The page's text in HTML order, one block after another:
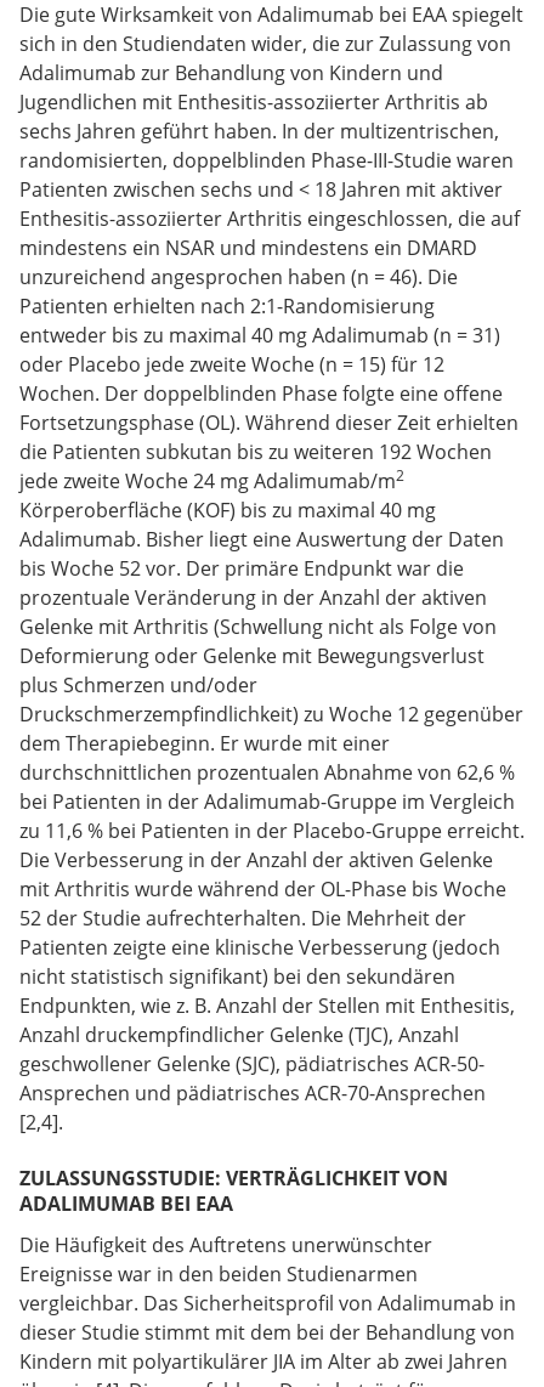
Die gute Wirksamkeit von Adalimumab bei EAA spiegelt
sich in den Studiendaten wider, die zur Zulassung von
Adalimumab zur Behandlung von Kindern und
Jugendlichen mit Enthesitis-assoziierter Arthritis ab
sechs Jahren geführt haben. In der multizentrischen,
randomisierten, doppelblinden Phase-III-Studie waren
Patienten zwischen sechs und < 18 Jahren mit aktiver
Enthesitis-assoziierter Arthritis eingeschlossen, die auf
mindestens ein NSAR und mindestens ein DMARD
unzureichend angesprochen haben (n = 46). Die
Patienten erhielten nach 2:1-Randomisierung
entweder bis zu maximal 40 mg Adalimumab (n = 31)
oder Placebo jede zweite Woche (n = 15) für 12
Wochen. Der doppelblinden Phase folgte eine offene
Fortsetzungsphase (OL). Während dieser Zeit erhielten
die Patienten subkutan bis zu weiteren 192 Wochen
jede zweite Woche 24 mg Adalimumab/m2
Körperoberfläche (KOF) bis zu maximal 40 mg
Adalimumab. Bisher liegt eine Auswertung der Daten
bis Woche 52 vor. Der primäre Endpunkt war die
prozentuale Veränderung in der Anzahl der aktiven
Gelenke mit Arthritis (Schwellung nicht als Folge von
Deformierung oder Gelenke mit Bewegungsverlust
plus Schmerzen und/oder
Druckschmerzempfindlichkeit) zu Woche 12 gegenüber
dem Therapiebeginn. Er wurde mit einer
durchschnittlichen prozentualen Abnahme von 62,6 %
bei Patienten in der Adalimumab-Gruppe im Vergleich
zu 11,6 % bei Patienten in der Placebo-Gruppe erreicht.
Die Verbesserung in der Anzahl der aktiven Gelenke
mit Arthritis wurde während der OL-Phase bis Woche
52 der Studie aufrechterhalten. Die Mehrheit der
Patienten zeigte eine klinische Verbesserung (jedoch
nicht statistisch signifikant) bei den sekundären
Endpunkten, wie z. B. Anzahl der Stellen mit Enthesitis,
Anzahl druckempfindlicher Gelenke (TJC), Anzahl
geschwollener Gelenke (SJC), pädiatrisches ACR-50-
Ansprechen und pädiatrisches ACR-70-Ansprechen
[2,4].
ZULASSUNGSSTUDIE: VERTRÄGLICHKEIT VON
ADALIMUMAB BEI EAA
Die Häufigkeit des Auftretens unerwünschter
Ereignisse war in den beiden Studienarmen
vergleichbar. Das Sicherheitsprofil von Adalimumab in
dieser Studie stimmt mit dem bei der Behandlung von
Kindern mit polyartikulärer JIA im Alter ab zwei Jahren